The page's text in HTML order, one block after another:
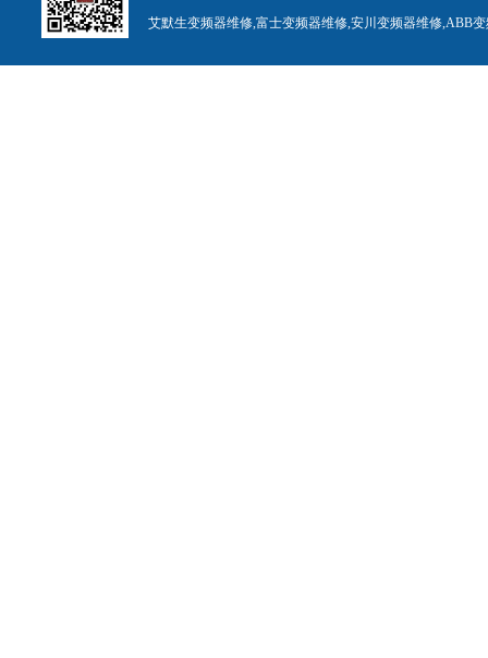
艾默生变频器维修,富士变频器维修,安川变频器维修,ABB变